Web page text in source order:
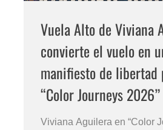
Vuela Alto de Viviana
convierte el vuelo en
manifiesto de libertad
“Color Journeys 2026”
Viviana Aguilera en “Color